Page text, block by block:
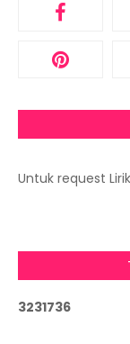
Untuk request
3231736